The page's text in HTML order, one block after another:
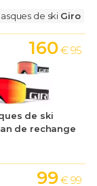
de ski Giro
de ski
de rechange
160 € 95
99 € 99